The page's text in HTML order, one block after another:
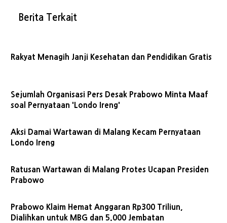
Berita Terkait
Rakyat Menagih Janji Kesehatan dan Pendidikan Gratis
Sejumlah Organisasi Pers Desak Prabowo Minta Maaf
soal Pernyataan 'Londo Ireng'
Aksi Damai Wartawan di Malang Kecam Pernyataan
Londo Ireng
Ratusan Wartawan di Malang Protes Ucapan Presiden
Prabowo
Prabowo Klaim Hemat Anggaran Rp300 Triliun,
Dialihkan untuk MBG dan 5.000 Jembatan